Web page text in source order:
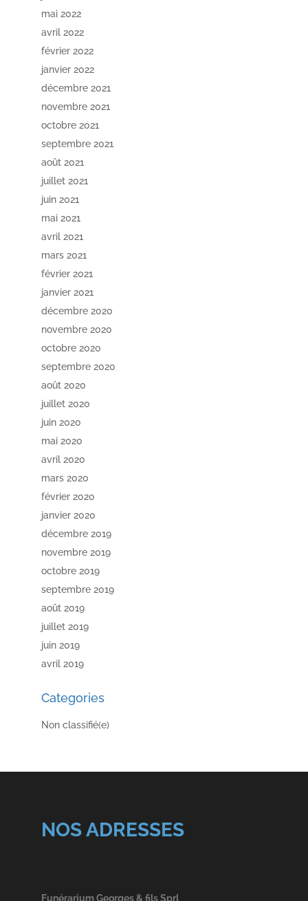
mai 2022
avril 2022
février 2022
janvier 2022
décembre 2021
novembre 2021
octobre 2021
septembre 2021
août 2021
juillet 2021
juin 2021
mai 2021
avril 2021
mars 2021
février 2021
janvier 2021
décembre 2020
novembre 2020
octobre 2020
septembre 2020
août 2020
juillet 2020
juin 2020
mai 2020
avril 2020
mars 2020
février 2020
janvier 2020
décembre 2019
novembre 2019
octobre 2019
septembre 2019
août 2019
juillet 2019
juin 2019
avril 2019
Categories
Non classifié(e)
NOS ADRESSES
Funérarium Georges & fils Sprl